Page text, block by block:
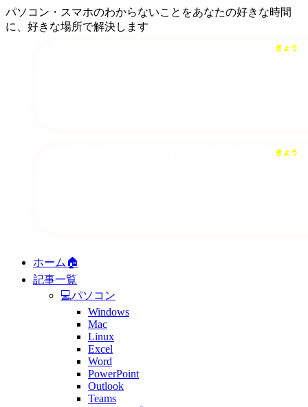
パソコン・スマホのわからないことをあなたの好きな時間
に、好きな場所で解決します
ホーム🏠
記事一覧
💻パソコン
Windows
Mac
Linux
Excel
Word
PowerPoint
Outlook
Teams